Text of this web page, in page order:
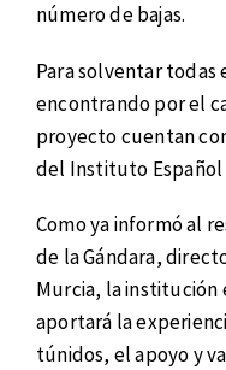
número de bajas.
Para solventar todas
encontrando por el
proyecto cuentan
del Instituto Español
Como ya informó al
de la Gándara,
Murcia, la institución
aportará la
túnidos, el apoyo y